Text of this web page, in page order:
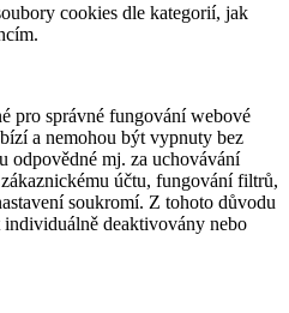
cookies dle kategorií, jak
pro správné fungování webové
a nemohou být vypnuty bez
odpovědné mj. za uchovávání
účtu, fungování filtrů,
soukromí. Z tohoto důvodu
deaktivovány nebo